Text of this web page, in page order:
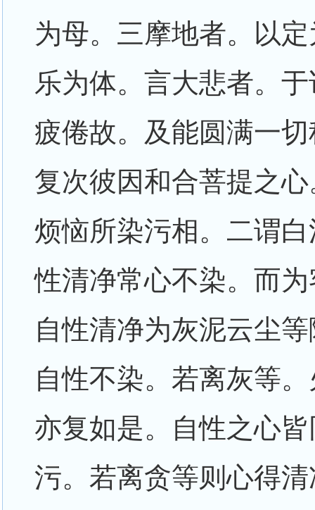
为母。三摩地者。以
乐为体。言大悲者。
疲倦故。及能圆满一
复次彼因和合菩提之
烦恼所染污相。二谓
性清净常心不染。而
自性清净为灰泥云尘
自性不染。若离灰等
亦复如是。自性之心
污。若离贪等则心得